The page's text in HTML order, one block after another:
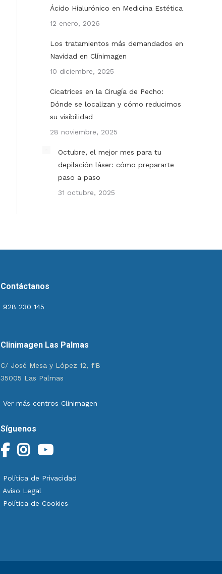
Ácido Hialurónico en Medicina Estética
12 enero, 2026
Los tratamientos más demandados en
Navidad en Clínimagen
10 diciembre, 2025
Cicatrices en la Cirugía de Pecho:
Dónde se localizan y cómo reducimos
su visibilidad
28 noviembre, 2025
Octubre, el mejor mes para tu
depilación láser: cómo prepararte
paso a paso
31 octubre, 2025
Contáctanos
928 230 145
Clinimagen Las Palmas
C/ José Mesa y López 12, 1ºB
35005 Las Palmas
Ver más centros Clinimagen
Síguenos
Política de Privacidad
Aviso Legal
Política de Cookies